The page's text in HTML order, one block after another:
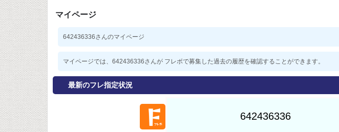
マイページ
642436336さんのマイページ
マイページでは、642436336さんが フレボで募集した過去の履歴を確認することができます。
最新のフレ指定状況